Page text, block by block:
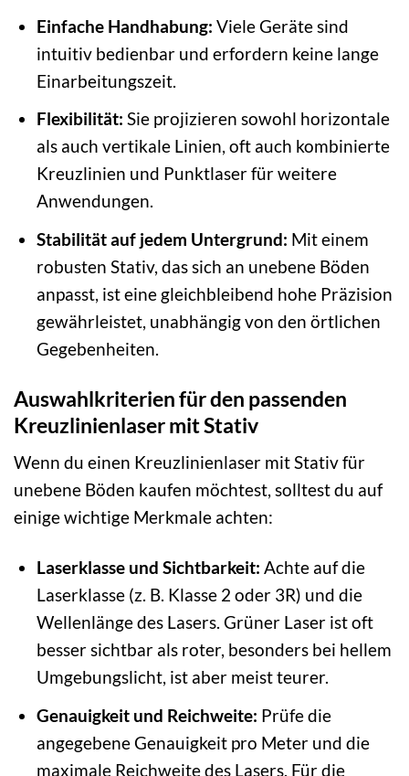
Einfache Handhabung: Viele Geräte sind
intuitiv bedienbar und erfordern keine lange
Einarbeitungszeit.
Flexibilität: Sie projizieren sowohl horizontale
als auch vertikale Linien, oft auch kombinierte
Kreuzlinien und Punktlaser für weitere
Anwendungen.
Stabilität auf jedem Untergrund: Mit einem
robusten Stativ, das sich an unebene Böden
anpasst, ist eine gleichbleibend hohe Präzision
gewährleistet, unabhängig von den örtlichen
Gegebenheiten.
Auswahlkriterien für den passenden
Kreuzlinienlaser mit Stativ
Wenn du einen Kreuzlinienlaser mit Stativ für
unebene Böden kaufen möchtest, solltest du auf
einige wichtige Merkmale achten:
Laserklasse und Sichtbarkeit: Achte auf die
Laserklasse (z. B. Klasse 2 oder 3R) und die
Wellenlänge des Lasers. Grüner Laser ist oft
besser sichtbar als roter, besonders bei hellem
Umgebungslicht, ist aber meist teurer.
Genauigkeit und Reichweite: Prüfe die
angegebene Genauigkeit pro Meter und die
maximale Reichweite des Lasers. Für die